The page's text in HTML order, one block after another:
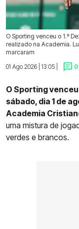
O Sporting venceu o 1.º
realizado na Academia.
marcaram
01 Ago 2026 | 13:05 |
0
O Sporting
sábado, dia 1 de
Academia
uma mistura de
verdes e brancos.